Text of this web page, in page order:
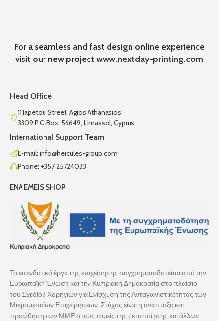
For a seamless and fast design online experience
visit our new projectwww.nextday-printing.com
Head Office
11 Iapetou Street, Agios Athanasios
3309 P.O.Box. 56649, Limassol, Cyprus
International Support Team
E-mail: info@hercules-group.com
Phone: +357 25724033
ENA EMEIS SHOP
Το επενδυτικό έργο της επιχείρησης συγχρηματοδοτείται από την
Ευρωπαϊκή Ένωση και την Κυπριακή Δημοκρατία στο πλαίσιο
του Σχεδίου Χορηγιών για Ενίσχυση της Ανταγωνιστικότητας των
Μικρομεσαίων Επιχειρήσεων. Στόχος είναι η ανάπτυξη και
προώθηση των ΜΜΕ στους τομείς της μεταποίησης και άλλων